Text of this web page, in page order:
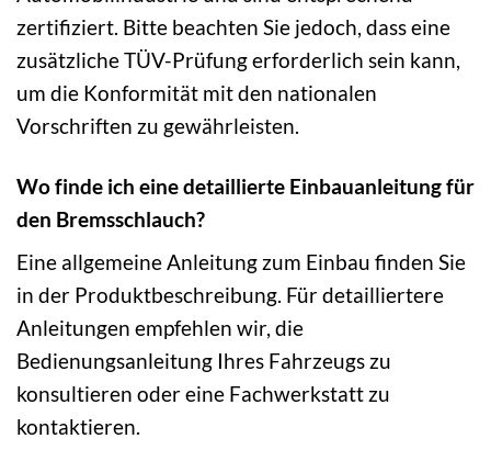
zertifiziert. Bitte beachten Sie jedoch, dass eine
zusätzliche TÜV-Prüfung erforderlich sein kann,
um die Konformität mit den nationalen
Vorschriften zu gewährleisten.
Wo finde ich eine detaillierte Einbauanleitung für
den Bremsschlauch?
Eine allgemeine Anleitung zum Einbau finden Sie
in der Produktbeschreibung. Für detailliertere
Anleitungen empfehlen wir, die
Bedienungsanleitung Ihres Fahrzeugs zu
konsultieren oder eine Fachwerkstatt zu
kontaktieren.